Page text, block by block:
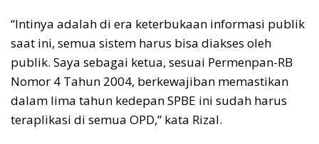
“Intinya adalah di era keterbukaan informasi publik
saat ini, semua sistem harus bisa diakses oleh
publik. Saya sebagai ketua, sesuai Permenpan-RB
Nomor 4 Tahun 2004, berkewajiban memastikan
dalam lima tahun kedepan SPBE ini sudah harus
teraplikasi di semua OPD,” kata Rizal.